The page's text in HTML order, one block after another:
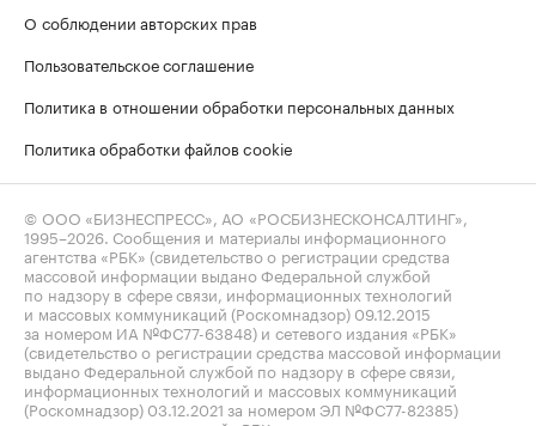
О соблюдении авторских прав
Пользовательское соглашение
Политика в отношении обработки персональных данных
Политика обработки файлов cookie
© ООО «БИЗНЕСПРЕСС», АО «РОСБИЗНЕСКОНСАЛТИНГ»,
1995–2026 . Сообщения и материалы информационного
агентства «РБК» (свидетельство о регистрации средства
массовой информации выдано Федеральной службой
по надзору в сфере связи, информационных технологий
и массовых коммуникаций (Роскомнадзор) 09.12.2015
за номером ИА №ФС77-63848) и сетевого издания «РБК»
(свидетельство о регистрации средства массовой информации
выдано Федеральной службой по надзору в сфере связи,
информационных технологий и массовых коммуникаций
(Роскомнадзор) 03.12.2021 за номером ЭЛ №ФС77-82385)